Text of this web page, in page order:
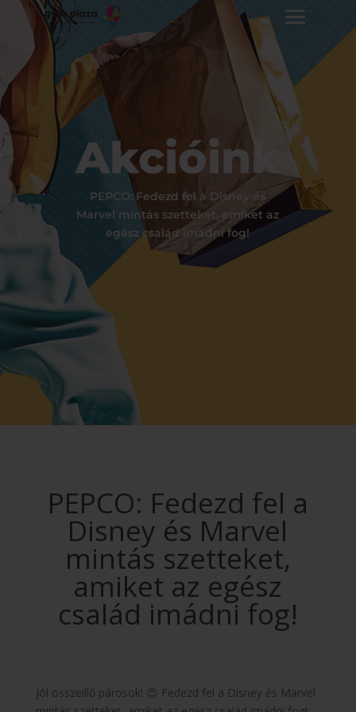
Akcióink
PEPCO: Fedezd fel a Disney és
Marvel mintás szetteket, amiket az
egész család imádni fog!
PEPCO: Fedezd fel a
Disney és Marvel
mintás szetteket,
amiket az egész
család imádni fog!
Jól összeillő párosok! 😍 Fedezd fel a Disney és Marvel